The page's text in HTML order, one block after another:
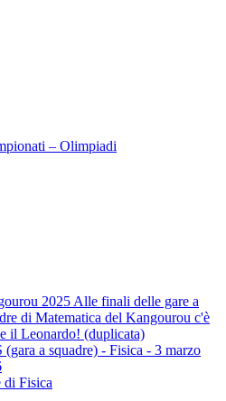
– Olimpiadi
2025 Alle finali delle gare a
di Matematica del Kangourou c'è
il Leonardo! (duplicata)
(gara a squadre) - Fisica - 3 marzo
di Fisica